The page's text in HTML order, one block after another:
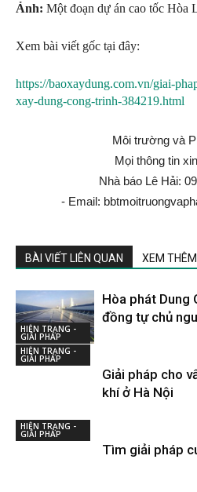
Ảnh: Một đoạn dự án cao tốc
Xem bài viết gốc tại đây:
https://baoxaydung.com.vn/giai-
xay-dung-cong-trinh-384219.html
Môi trường và
Mọi thông tin
Nhà báo Lê Hải:
- Email:
BÀI VIẾT LIÊN QUAN XEM THÊM
HIỆN TRẠNG -
GIẢI PHÁP
Hòa phát Dung
đồng tự chủ
HIỆN TRẠNG -
GIẢI PHÁP
Giải pháp cho
khí ở Hà Nội
HIỆN TRẠNG -
GIẢI PHÁP
Tìm giải pháp